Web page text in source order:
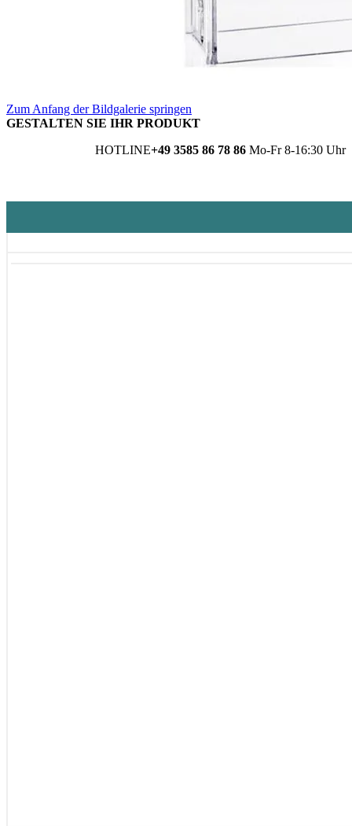
Zum Anfang der Bildgalerie springen
GESTALTEN SIE IHR PRODUKT
HOTLINE+49 3585 86 78 86 Mo-Fr 8-16:30 Uhr